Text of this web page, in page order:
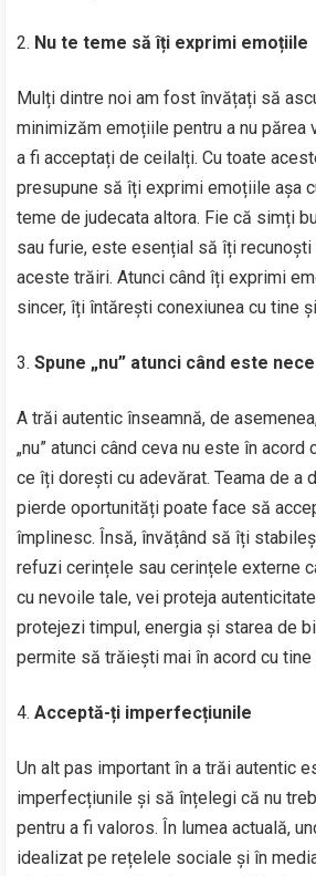
Nu te teme să îți exprimi emoțiile
Mulți dintre noi am fost învățați să
minimizăm emoțiile pentru a nu părea
a fi acceptați de ceilalți. Cu toate
presupune să îți exprimi emoțiile așa
teme de judecata altora. Fie că simți
sau furie, este esențial să îți
aceste trăiri. Atunci când îți exprimi
sincer, îți întărești conexiunea cu tine
Spune „nu” atunci când este
A trăi autentic înseamnă, de
„nu” atunci când ceva nu este în
ce îți dorești cu adevărat. Teama de a
pierde oportunități poate face să
împlinesc. Însă, învățând să îți
refuzi cerințele sau cerințele externe
cu nevoile tale, vei proteja
protejezi timpul, energia și starea de
permite să trăiești mai în acord cu tine
Acceptă-ți imperfecțiunile
Un alt pas important în a trăi autentic
imperfecțiunile și să înțelegi că nu
pentru a fi valoros. În lumea actuală,
idealizat pe rețelele sociale și în